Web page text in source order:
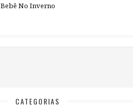
Bebê No Inverno
CATEGORIAS